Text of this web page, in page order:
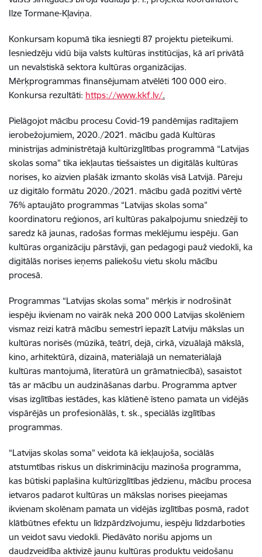
Ilze Tormane-Kļaviņa.
Konkursam kopumā tika iesniegti 87 projektu pieteikumi.
Iesniedzēju vidū bija valsts kultūras institūcijas, kā arī privātā
un nevalstiskā sektora kultūras organizācijas.
Mērķprogrammas finansējumam atvēlēti 100 000 eiro.
Konkursa rezultāti: https://www.kkf.lv/.
Pielāgojot mācību procesu Covid-19 pandēmijas radītajiem
ierobežojumiem, 2020./2021. mācību gadā Kultūras
ministrijas administrētajā kultūrizglītības programmā “Latvijas
skolas soma” tika iekļautas tiešsaistes un digitālās kultūras
norises, ko aizvien plašāk izmanto skolās visā Latvijā. Pāreju
uz digitālo formātu 2020./2021. mācību gadā pozitīvi vērtē
76% aptaujāto programmas “Latvijas skolas soma”
koordinatoru reģionos, arī kultūras pakalpojumu sniedzēji to
saredz kā jaunas, radošas formas meklējumu iespēju. Gan
kultūras organizāciju pārstāvji, gan pedagogi pauž viedokli, ka
digitālās norises ieņems paliekošu vietu skolu mācību
procesā.
Programmas “Latvijas skolas soma” mērķis ir nodrošināt
iespēju ikvienam no vairāk nekā 200 000 Latvijas skolēniem
vismaz reizi katrā mācību semestrī iepazīt Latviju mākslas un
kultūras norisēs (mūzikā, teātrī, dejā, cirkā, vizuālajā mākslā,
kino, arhitektūrā, dizainā, materiālajā un nemateriālajā
kultūras mantojumā, literatūrā un grāmatniecībā), sasaistot
tās ar mācību un audzināšanas darbu. Programma aptver
visas izglītības iestādes, kas klātienē īsteno pamata un vidējās
vispārējās un profesionālās, t. sk., speciālās izglītības
programmas.
“Latvijas skolas soma” veidota kā iekļaujoša, sociālās
atstumtības riskus un diskrimināciju mazinoša programma,
kas būtiski paplašina kultūrizglītības jēdzienu, mācību procesa
ietvaros padarot kultūras un mākslas norises pieejamas
ikvienam skolēnam pamata un vidējās izglītības posmā, radot
klātbūtnes efektu un līdzpārdzīvojumu, iespēju līdzdarboties
un veidot savu viedokli. Piedāvāto norišu apjoms un
daudzveidība aktivizē jaunu kultūras produktu veidošanu